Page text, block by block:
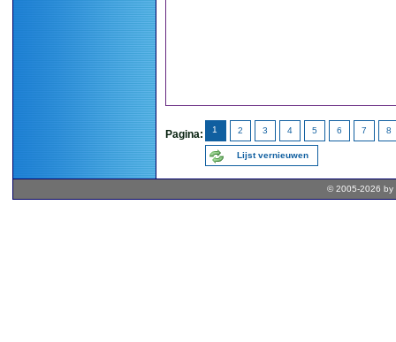
Pagina: 1 2 3 4 5 6 7 8
Lijst vernieuwen
© 2005-2026 by